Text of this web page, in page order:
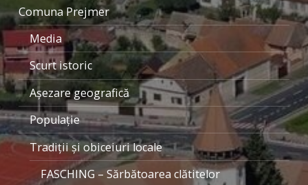
Comuna Prejmer
Media
Scurt istoric
Aşezare geografică
Populaţie
Tradiţii şi obiceiuri locale
FASCHING – Sărbătoarea clătitelor